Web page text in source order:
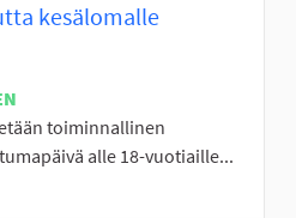
kesälomalle
toiminnallinen
alle 18-vuotiaille...
Läntinen Seinäjoki